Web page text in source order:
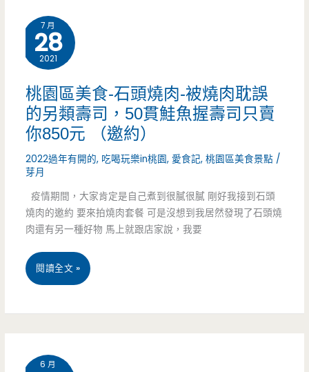
滿
意
（已
結
束
業）
美
食-
花
蓮
炸
蛋
蔥
油
大
7 月
28
2021
桃園區美食-石頭燒肉-被燒肉耽誤
的另類壽司，50貫鮭魚握壽司只賣
你850元 （邀約）
2022過年有開的, 吃喝玩樂in桃園, 愛食記,桃園區美食景點 /
芽月
疫情期間，大家肯定是自己煮到很膩很膩 剛好我接到石頭
燒肉的邀約 要來拍燒肉套餐 可是沒想到我居然發現了石頭燒
肉還有另一種好物 馬上就跟店家說，我要
桃
閱讀全文 »
6 月